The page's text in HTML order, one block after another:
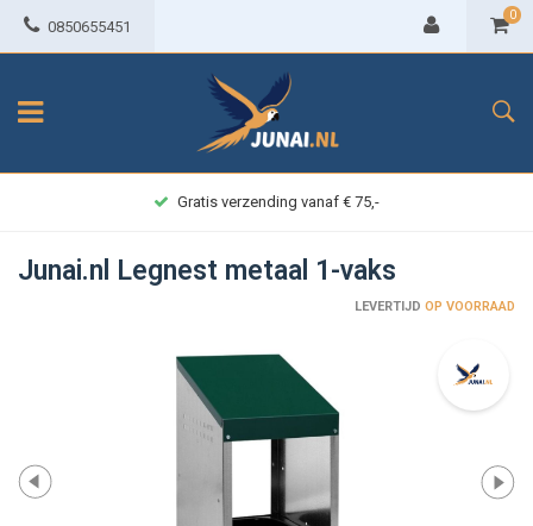
0850655451
0
Gratis verzending vanaf € 75,-
Junai.nl Legnest metaal 1-vaks
LEVERTIJD OP VOORRAAD